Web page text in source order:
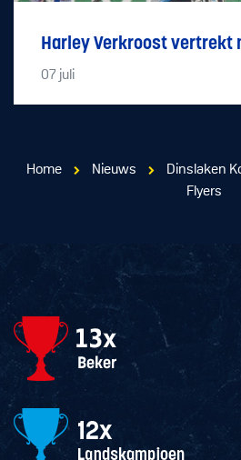
Harley Verkroost vertrekt
07 juli
Home Nieuws
Dinslaken
Flyers